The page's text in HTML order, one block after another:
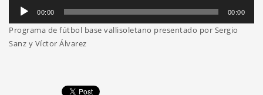
Reproductor
audio
00:00 00:00
Programa de fútbol base vallisoletano presentado por Sergio
Sanz y Víctor Álvarez